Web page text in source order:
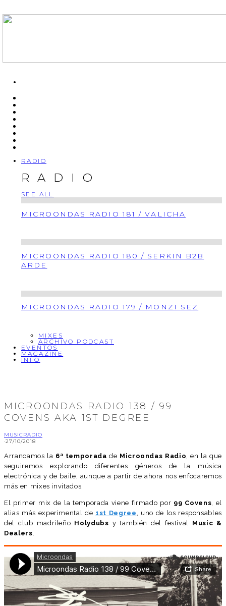
RADIO
RADIO
SEE ALL
MICROONDAS RADIO 181 / VALICHA
MICROONDAS RADIO 180 / SERKIN B2B
ARDE
MICROONDAS RADIO 179 / MONZI SEZ
MIXES
ARCHIVO PODCAST
EVENTOS
MAGAZINE
INFO
MICROONDAS RADIO 138 / 99
COVENS AKA 1ST DEGREE
MUSIC RADIO
·27/10/2018
Arrancamos la 6ª temporada de Microondas Radio , en la que
seguiremos explorando diferentes géneros de la música
electrónica y de baile, aunque a partir de ahora nos enfocaremos
más en mixes invitados.
El primer mix de la temporada viene firmado por 99 Covens , el
alias más experimental de 1st Degree
, uno de los responsables
del club madrileño Holydubs y también del festival Music &
Dealers